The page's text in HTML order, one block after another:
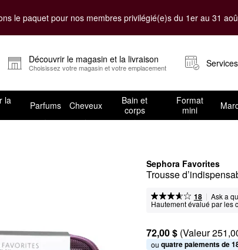
le paquet pour nos membres privilégié(e)s du 1er au 31
Découvrir le magasin et la livraison
Choisissez votre magasin et votre emplacement
la
Parfums Cheveux
Bain et
corps
Format
mini
Sephora Favorites
Trousse
18 | Ask a
Hautement évalué par les
72,00 $ (Valeur
ou quatre paiements de